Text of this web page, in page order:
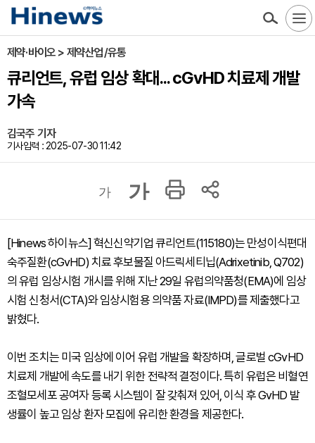
제약·바이오 > 제약산업/유통
큐리언트, 유럽 임상 확대... cGvHD 치료제 개발
가속
김국주 기자
기사입력 : 2025-07-30 11:42
가 가
[Hinews 하이뉴스] 혁신신약기업 큐리언트(115180)는 만성이식편대
숙주질환(cGvHD) 치료 후보물질 아드릭세티닙(Adrixetinib, Q702)
의 유럽 임상시험 개시를 위해 지난 29일 유럽의약품청(EMA)에 임상
시험 신청서(CTA)와 임상시험용 의약품 자료(IMPD)를 제출했다고
밝혔다.
이번 조치는 미국 임상에 이어 유럽 개발을 확장하며, 글로벌 cGvHD
치료제 개발에 속도를 내기 위한 전략적 결정이다. 특히 유럽은 비혈연
조혈모세포 공여자 등록 시스템이 잘 갖춰져 있어, 이식 후 GvHD 발
생률이 높고 임상 환자 모집에 유리한 환경을 제공한다.